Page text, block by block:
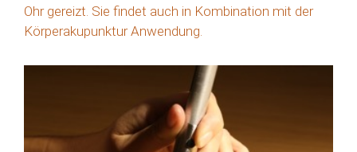
Ohr gereizt. Sie findet auch in Kombination mit der
Körperakupunktur Anwendung.